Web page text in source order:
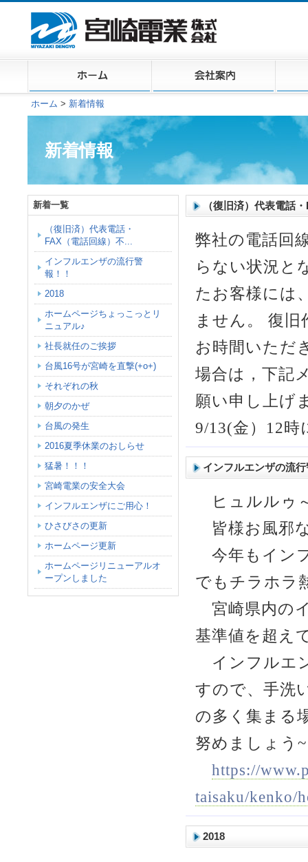
ホーム > 新着情報
新着情報
（復旧済）代表電話
弊社の電話回
らない状況と
たお客様には
ません。 復
お時間いただ
場合は，下記
願い申し上げ
9/13(金）12
インフルエンザの流
ヒュルルゥ
皆様お風邪
今年もイン
でもチラホ
宮崎県内の
基準値を超え
インフルエ
すので、手洗
の多く集まる
努めましょう
https://
taisaku/kenko/
2018
新着一覧
（復旧済）代表電話・
FAX（電話回線）不...
インフルエンザの流行警
報！！
2018
ホームページちょっこっとリ
ニュアル♪
社長就任のご挨拶
台風16号が宮崎を直撃(+o+)
それぞれの秋
朝夕のかぜ
台風の発生
2016夏季休業のおしらせ
猛暑！！！
宮崎電業の安全大会
インフルエンザにご用心！
ひさびさの更新
ホームページ更新
ホームページリニューアルオ
ープンしました